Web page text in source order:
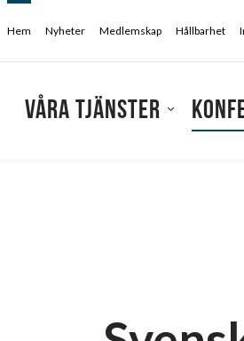
Hem Nyheter Medlemskap Hållbarhet
Våra tjänster